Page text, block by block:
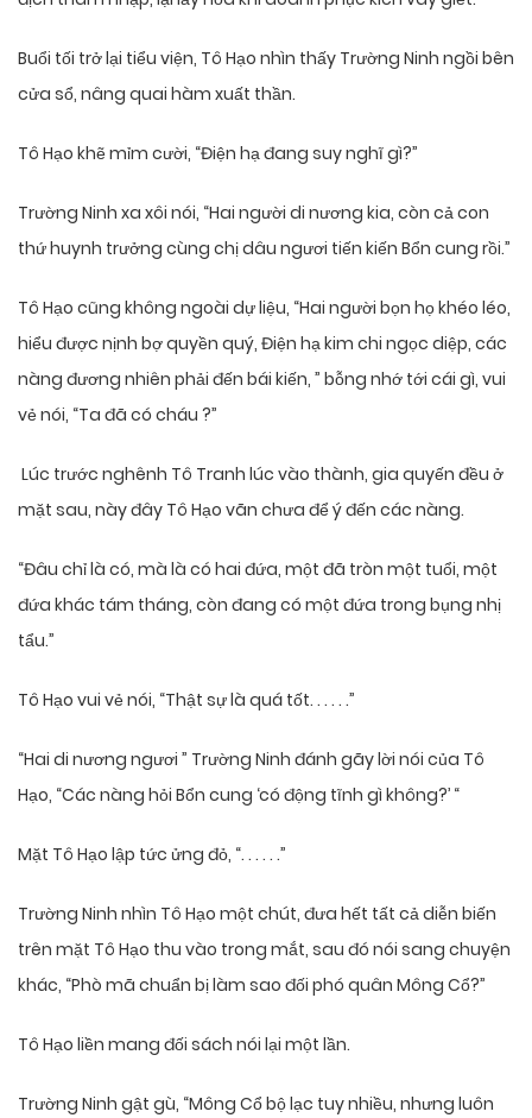
Buổi tối trở lại tiểu viện, Tô Hạo nhìn thấy Trường Ninh ngồi bên
cửa sổ, nâng quai hàm xuất thần.
Tô Hạo khẽ mỉm cười, “Điện hạ đang suy nghĩ gì?”
Trường Ninh xa xôi nói, “Hai người di nương kia, còn cả con
thứ huynh trưởng cùng chị dâu ngươi tiến kiến Bổn cung rồi.”
Tô Hạo cũng không ngoài dự liệu, “Hai người bọn họ khéo léo,
hiểu được nịnh bợ quyền quý, Điện hạ kim chi ngọc diệp, các
nàng đương nhiên phải đến bái kiến, ” bỗng nhớ tới cái gì, vui
vẻ nói, “Ta đã có cháu ?”
Lúc trước nghênh Tô Tranh lúc vào thành, gia quyến đều ở
mặt sau, này đây Tô Hạo vãn chưa để ý đến các nàng.
“Đâu chỉ là có, mà là có hai đứa, một đã tròn một tuổi, một
đứa khác tám tháng, còn đang có một đứa trong bụng nhị
tẩu.”
Tô Hạo vui vẻ nói, “Thật sự là quá tốt. . . . . .”
“Hai di nương ngươi ” Trường Ninh đánh gãy lời nói của Tô
Hạo, “Các nàng hỏi Bổn cung ‘có động tĩnh gì không?’ “
Mặt Tô Hạo lập tức ửng đỏ, “. . . . . .”
Trường Ninh nhìn Tô Hạo một chút, đưa hết tất cả diễn biến
trên mặt Tô Hạo thu vào trong mắt, sau đó nói sang chuyện
khác, “Phò mã chuẩn bị làm sao đối phó quân Mông Cổ?”
Tô Hạo liền mang đối sách nói lại một lần.
Trường Ninh gật gù, “Mông Cổ bộ lạc tuy nhiều, nhưng luôn